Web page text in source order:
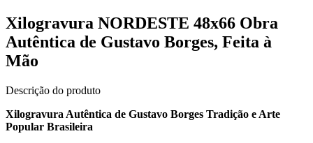
Xilogravura NORDESTE 48x66 Obra
Autêntica de Gustavo Borges, Feita à
Mão
Descrição do produto
Xilogravura Autêntica de Gustavo Borges Tradição e Arte
Popular Brasileira